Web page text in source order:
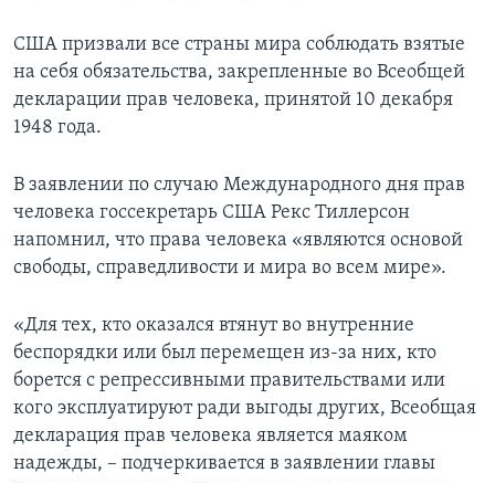
США призвали все страны мира соблюдать взятые
на себя обязательства, закрепленные во Всеобщей
декларации прав человека, принятой 10 декабря
1948 года.
В заявлении по случаю Международного дня прав
человека госсекретарь США Рекс Тиллерсон
напомнил, что права человека «являются основой
свободы, справедливости и мира во всем мире».
«Для тех, кто оказался втянут во внутренние
беспорядки или был перемещен из-за них, кто
борется с репрессивными правительствами или
кого эксплуатируют ради выгоды других, Всеобщая
декларация прав человека является маяком
надежды, – подчеркивается в заявлении главы